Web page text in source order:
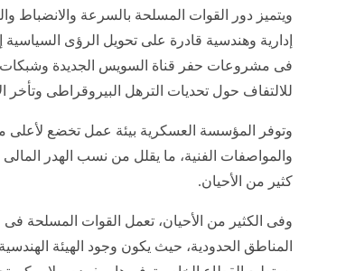
ويتميز دور القوات المسلحة بالسرعة والانضباط
إدارية وهندسية قادرة على تحويل الرؤى
فى مشروعات حفر قناة السويس الجديدة وشبكات
للالتفاف حول تحديات الترهل البيروقراطى وتأخر
وتوفر المؤسسة العسكرية بيئة عمل تخضع لأعلى
والمواصفات الفنية، ما يقلل من نسب الهدر
كثير من الأحيان.
وفى الكثير من الأحيان، تعمل القوات المسلحة
المناطق الحدودية، حيث يكون وجود الهيئة